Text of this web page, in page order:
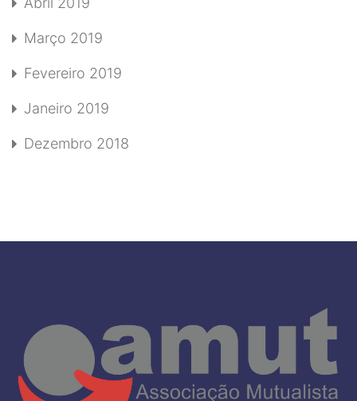
Março 2019
Fevereiro 2019
Janeiro 2019
Dezembro 2018